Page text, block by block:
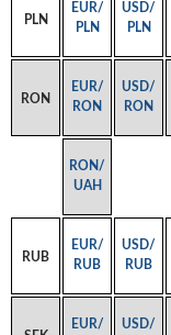
PLN
EUR/
PLN
USD/
PLN
RON
EUR/
RON
USD/
RON
RON/
UAH
RUB
EUR/
RUB
USD/
RUB
EUR/
USD/